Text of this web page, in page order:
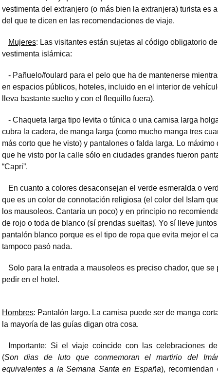
vestimenta del extranjero (o más bien la extranjera) turista es
del que te dicen en las recomendaciones de viaje.
Mujeres: Las visitantes están sujetas al código obligatorio de
vestimenta islámica:
- Pañuelo/foulard para el pelo que ha de mantenerse
en espacios públicos, hoteles, incluido en el interior de
lleva bastante suelto y con el flequillo fuera).
- Chaqueta larga tipo levita o túnica o una camisa larga
cubra la cadera, de manga larga (como mucho manga tres
más corto que he visto) y pantalones o falda larga. Lo máximo
que he visto por la calle sólo en ciudades grandes fueron
“Capri”.
En cuanto a colores desaconsejan el verde esmeralda o
que es un color de connotación religiosa (el color del Islam
los mausoleos. Cantaría un poco) y en principio no
de rojo o toda de blanco (sí prendas sueltas). Yo sí lleve
pantalón blanco porque es el tipo de ropa que evita mejor el
tampoco pasó nada.
Solo para la entrada a mausoleos es preciso chador, que se
pedir en el hotel.
Hombres: Pantalón largo. La camisa puede ser de manga
la mayoría de las guías digan otra cosa.
Importante: Si el viaje coincide con las celebraciones
(Son dias de luto que conmemoran el martirio del
equivalentes a la Semana Santa en España), recomiendan